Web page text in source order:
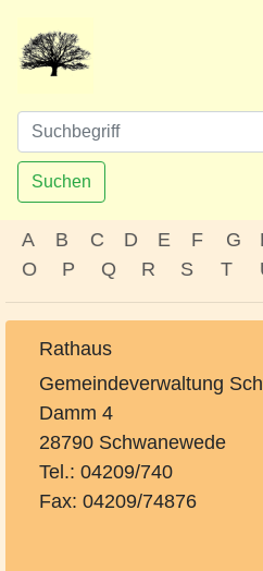
Suchen
A B C D E F G
O
P Q R S T
Rathaus
Gemeindeverwaltung
Damm 4
28790 Schwanewede
Tel.: 04209/740
Fax: 04209/74876